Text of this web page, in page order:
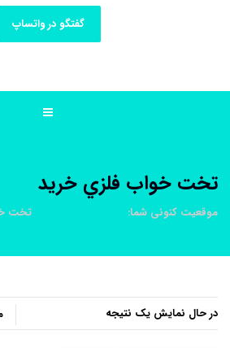
گفتگو در واتساپ
تخت خواب فلزي خريد
موقعیت کنونی شما: تخت
در حال نمایش یک نتیجه